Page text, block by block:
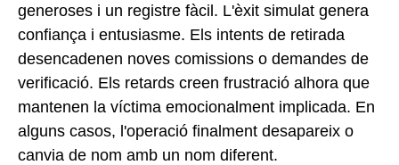
generoses i un registre fàcil. L'èxit simulat genera
confiança i entusiasme. Els intents de retirada
desencadenen noves comissions o demandes de
verificació. Els retards creen frustració alhora que
mantenen la víctima emocionalment implicada. En
alguns casos, l'operació finalment desapareix o
canvia de nom amb un nom diferent.